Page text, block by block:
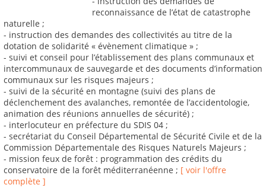
reconnaissance de l’état de catastrophe
naturelle ;
- instruction des demandes des collectivités au titre de la
dotation de solidarité « évènement climatique » ;
- suivi et conseil pour l’établissement des plans communaux et
intercommunaux de sauvegarde et des documents d’information
communaux sur les risques majeurs ;
- suivi de la sécurité en montagne (suivi des plans de
déclenchement des avalanches, remontée de l’accidentologie,
animation des réunions annuelles de sécurité) ;
- interlocuteur en préfecture du SDIS 04 ;
- secrétariat du Conseil Départemental de Sécurité Civile et de la
Commission Départementale des Risques Naturels Majeurs ;
- mission feux de forêt : programmation des crédits du
conservatoire de la forêt méditerranéenne ; [ voir l'offre
complète ]